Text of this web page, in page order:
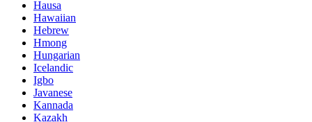
Hausa
Hawaiian
Hebrew
Hmong
Hungarian
Icelandic
Igbo
Javanese
Kannada
Kazakh